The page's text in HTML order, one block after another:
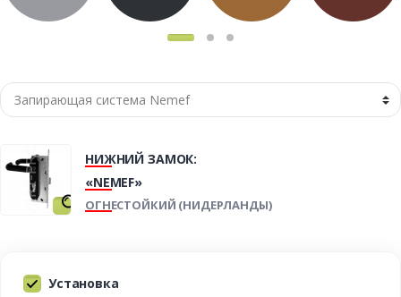
НИЖНИЙ ЗАМОК:
«NEMEF»
ОГНЕСТОЙКИЙ (НИДЕРЛАНДЫ)
Установка